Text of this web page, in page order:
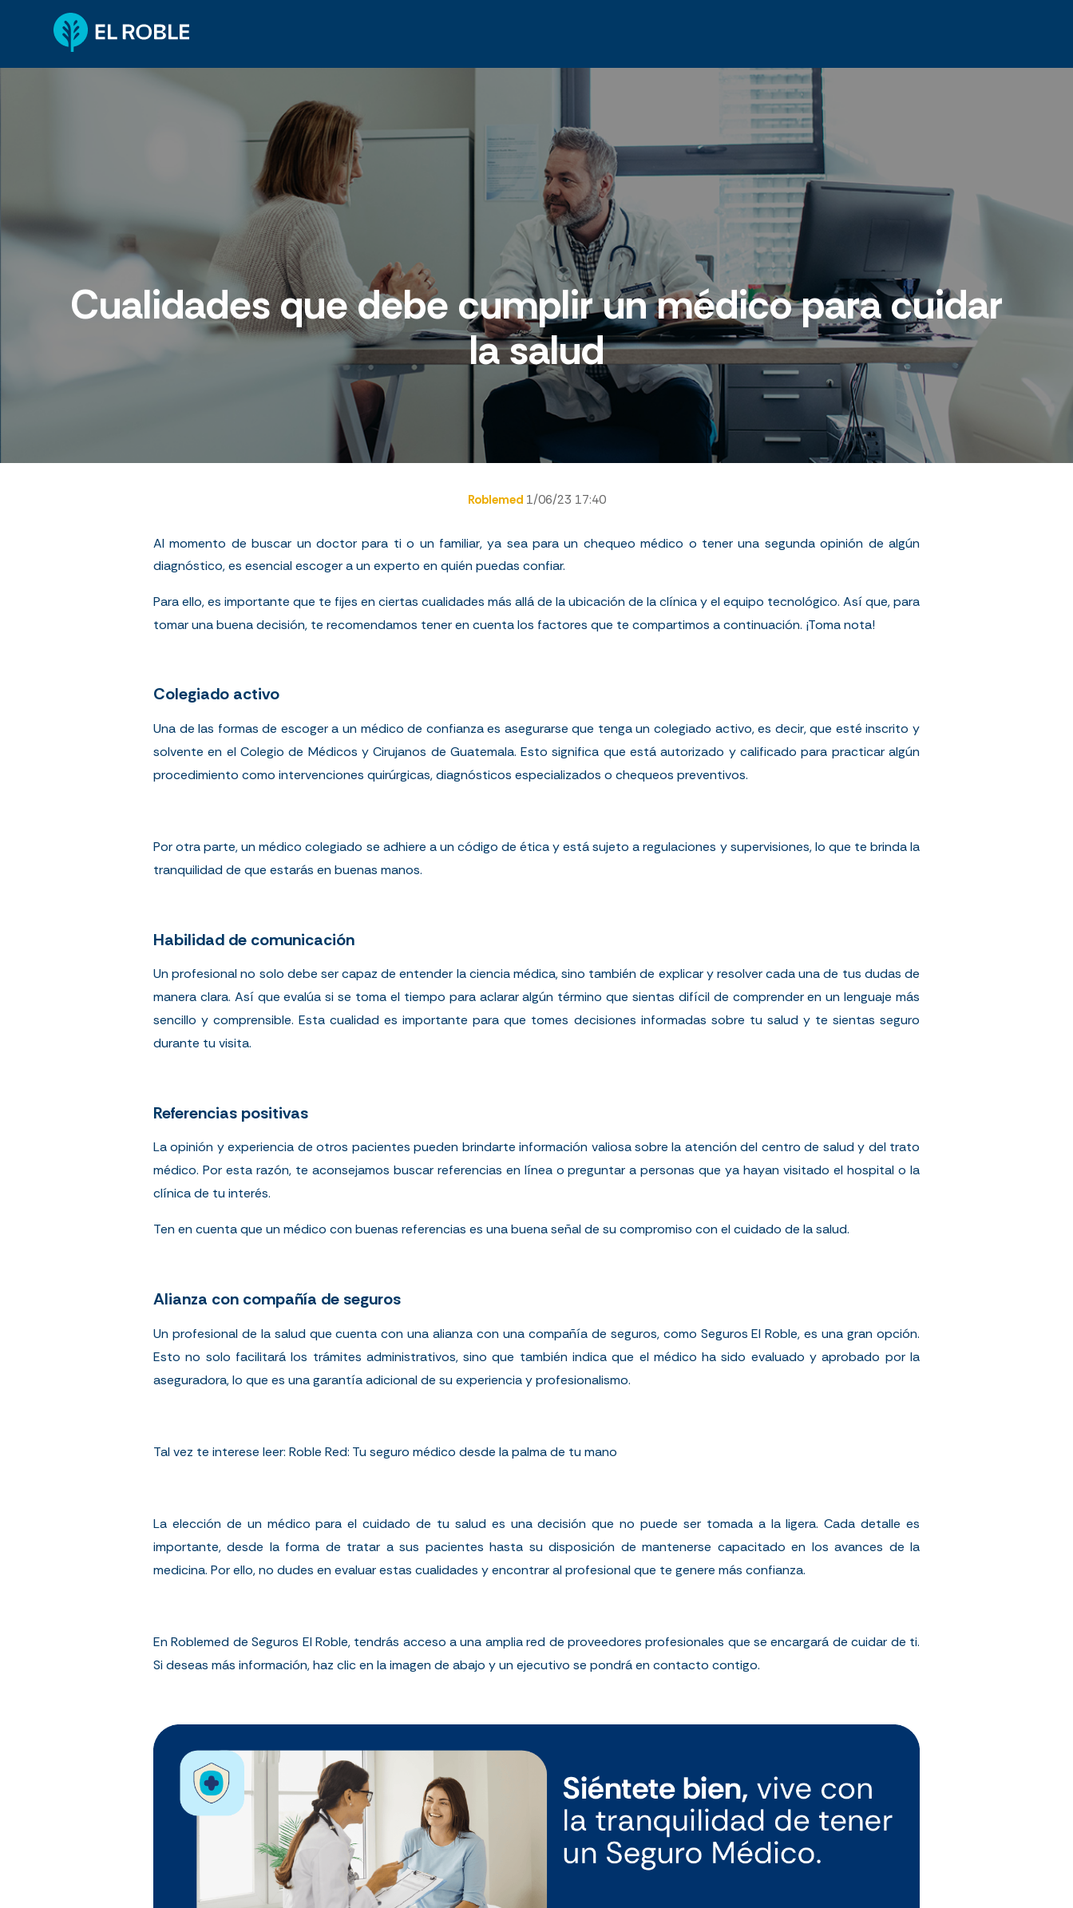
Cualidades que debe cumplir un médico para cuidar
la salud
Roblemed 1/06/23 17:40
Al momento de buscar un doctor para ti o un familiar, ya sea para un chequeo médico o tener una segunda opinión de algún
diagnóstico, es esencial escoger a un experto en quién puedas confiar.
Para ello, es importante que te fijes en ciertas cualidades más allá de la ubicación de la clínica y el equipo tecnológico. Así que, para
tomar una buena decisión, te recomendamos tener en cuenta los factores que te compartimos a continuación. ¡Toma nota!
Colegiado activo
Una de las formas de escoger a un médico de confianza es asegurarse que tenga un colegiado activo, es decir, que esté inscrito y
solvente en el Colegio de Médicos y Cirujanos de Guatemala. Esto significa que está autorizado y calificado para practicar algún
procedimiento como intervenciones quirúrgicas, diagnósticos especializados o chequeos preventivos.
Por otra parte, un médico colegiado se adhiere a un código de ética y está sujeto a regulaciones y supervisiones, lo que te brinda la
tranquilidad de que estarás en buenas manos.
Habilidad de comunicación
Un profesional no solo debe ser capaz de entender la ciencia médica, sino también de explicar y resolver cada una de tus dudas de
manera clara. Así que evalúa si se toma el tiempo para aclarar algún término que sientas difícil de comprender en un lenguaje más
sencillo y comprensible. Esta cualidad es importante para que tomes decisiones informadas sobre tu salud y te sientas seguro
durante tu visita.
Referencias positivas
La opinión y experiencia de otros pacientes pueden brindarte información valiosa sobre la atención del centro de salud y del trato
médico. Por esta razón, te aconsejamos buscar referencias en línea o preguntar a personas que ya hayan visitado el hospital o la
clínica de tu interés.
Ten en cuenta que un médico con buenas referencias es una buena señal de su compromiso con el cuidado de la salud.
Alianza con compañía de seguros
Un profesional de la salud que cuenta con una alianza con una compañía de seguros, como Seguros El Roble, es una gran opción.
Esto no solo facilitará los trámites administrativos, sino que también indica que el médico ha sido evaluado y aprobado por la
aseguradora, lo que es una garantía adicional de su experiencia y profesionalismo.
Tal vez te interese leer: Roble Red: Tu seguro médico desde la palma de tu mano
La elección de un médico para el cuidado de tu salud es una decisión que no puede ser tomada a la ligera. Cada detalle es
importante, desde la forma de tratar a sus pacientes hasta su disposición de mantenerse capacitado en los avances de la
medicina. Por ello, no dudes en evaluar estas cualidades y encontrar al profesional que te genere más confianza.
En Roblemed de Seguros El Roble, tendrás acceso a una amplia red de proveedores profesionales que se encargará de cuidar de ti.
Si deseas más información, haz clic en la imagen de abajo y un ejecutivo se pondrá en contacto contigo.